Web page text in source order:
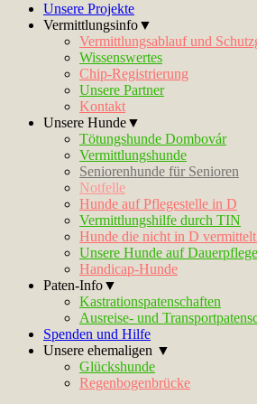
Unsere Projekte
Vermittlungsinfo▼
Vermittlungsablauf und
Wissenswertes
Chip-Registrierung
Unsere Partner
Kontakt
Unsere Hunde▼
Tötungshunde Dombovár
Vermittlungshunde
Seniorenhunde für Senioren
Notfelle
Hunde auf Pflegestelle in D
Vermittlungshilfe durch TIN
Hunde die nicht in D
Unsere Hunde auf
Handicap-Hunde
Paten-Info▼
Kastrationspatenschaften
Ausreise- und
Spenden und Hilfe
Unsere ehemaligen ▼
Glückshunde
Regenbogenbrücke